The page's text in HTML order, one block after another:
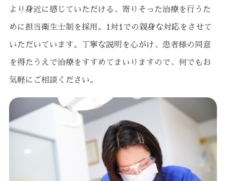
より身近に感じていただける、寄りそった治療を行うた
めに担当衛生士制を採用。1対1での親身な対応をさせて
いただいています。丁寧な説明を心がけ、患者様の同意
を得たうえで治療をすすめてまいりますので、何でもお
気軽にご相談ください。